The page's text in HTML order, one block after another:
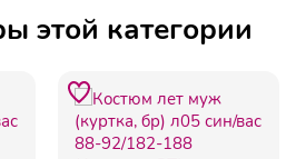
этой категории